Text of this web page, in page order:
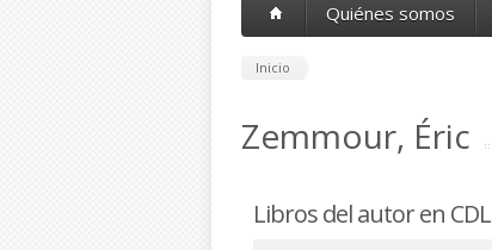
Quiénes somos
Inicio
Zemmour, Éric
Libros del autor en CDL